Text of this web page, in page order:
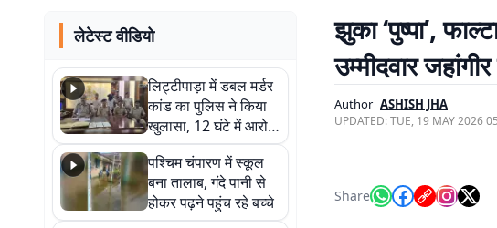
लेटेस्ट वीडियो
लिट्टीपाड़ा में डबल मर्डर
कांड का पुलिस ने किया
खुलासा, 12 घंटे में आरोपी
गिरफ्तार
पश्चिम चंपारण में स्कूल
बना तालाब, गंदे पानी से
होकर पढ़ने पहुंच रहे बच्चे
झुका ‘पुष्पा’,
उम्मीदवार
Author ASHISH JHA
UPDATED:TUE, 19 MAY 2026
Share